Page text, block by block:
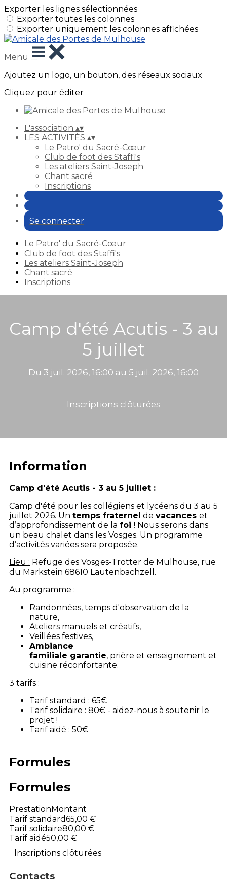
Exporter les lignes sélectionnées
Exporter toutes les colonnes
Exporter uniquement les colonnes affichées
Menu
Ajoutez un logo, un bouton, des réseaux sociaux
Cliquez pour éditer
L'association ▴▾
LES ACTIVITÉS ▴▾
Le Patro' du Sacré-Cœur
Club de foot des Staffi's
Les ateliers Saint-Joseph
Chant sacré
Inscriptions
Se connecter
Le Patro' du Sacré-Cœur
Club de foot des Staffi's
Les ateliers Saint-Joseph
Chant sacré
Inscriptions
Camp d'été Acutis - 3 au
5 juillet
Du 3 juil. 2026, 16:00 au 5 juil. 2026, 16:00
Inscriptions clôturées
Information
Camp d'été Acutis - 3 au 5 juillet :
Camp d'été pour les collégiens et lycéens du 3 au 5
juillet 2026. Un temps fraternel de vacances et
d’approfondissement de la foi ! Nous serons dans
un beau chalet dans les Vosges. Un programme
d’activités variées sera proposée.
Lieu : Refuge des Vosges-Trotter de Mulhouse, rue
du Markstein 68610 Lautenbachzell.
Au programme :
Randonnées, temps d'observation de la
nature,
Ateliers manuels et créatifs,
Veillées festives,
Ambiance
familiale garantie, prière et enseignement et
cuisine réconfortante.
3 tarifs :
Tarif standard : 65€
Tarif solidaire : 80€ - aidez-nous à soutenir le
projet !
Tarif aidé : 50€
Formules
Formules
PrestationMontant
Tarif standard65,00 €
Tarif solidaire80,00 €
Tarif aidé50,00 €
Inscriptions clôturées
Contacts